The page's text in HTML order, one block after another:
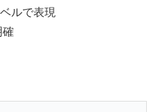
ルで表現
確